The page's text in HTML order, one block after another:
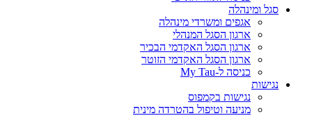
סגל ומינהלה
אגפים ומשרדי מינהלה
ארגון הסגל המנהלי
ארגון הסגל האקדמי הבכיר
ארגון הסגל האקדמי הזוטר
כניסה ל-My Tau
נגישות
נגישות בקמפוס
מניעה וטיפול בהטרדה מינית